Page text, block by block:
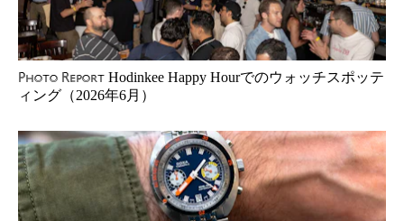
Photo Report Hodinkee Happy Hourでのウォッチスポッテ
ィング（2026年6月）